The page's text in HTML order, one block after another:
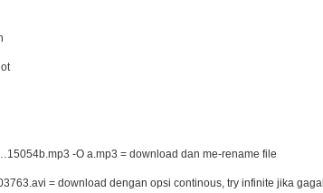
-O a.mp3 = download dan me-rename file
= download dengan opsi continous, try infinite jika gagal